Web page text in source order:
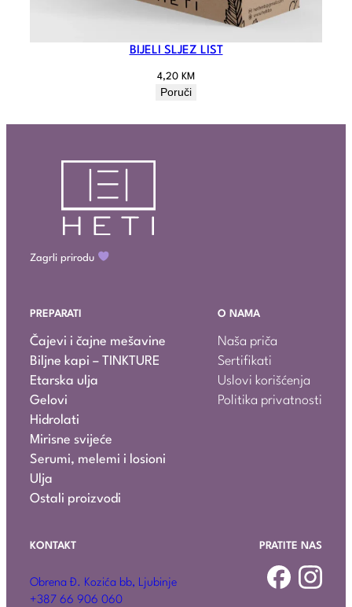
BIJELI SLJEZ LIST
4,20 KM
Poruči
Zagrli prirodu
PREPARATI
Čajevi i čajne mešavine
Biljne kapi – TINKTURE
Etarska ulja
Gelovi
Hidrolati
Mirisne svijeće
Serumi, melemi i losioni
Ulja
Ostali proizvodi
O NAMA
Naša priča
Sertifikati
Uslovi korišćenja
Politika privatnosti
KONTAKT
Obrena Đ. Kozića bb, Ljubinje
+387 66 906 060
PRATITE NAS